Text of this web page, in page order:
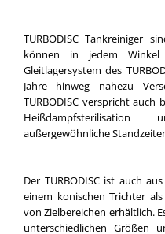
TURBODISC Tankreiniger
können in jedem
Gleitlagersystem des
Jahre hinweg nahezu
TURBODISC verspricht
außergewöhnliche
Der TURBODISC ist auch
einem konischen Trichter
von Zielbereichen erhältlich.
unterschiedlichen Größen